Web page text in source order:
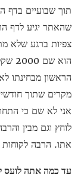
תוך שבועיים בדף
שהאתר יגיע לדף
צפיות ברגע שלא
הראשון מבחינתו
מקרים שתוך
אני לא שם כי
לוחץ וגם מבין
אתו. הרבה
עד כמה אתה לועס